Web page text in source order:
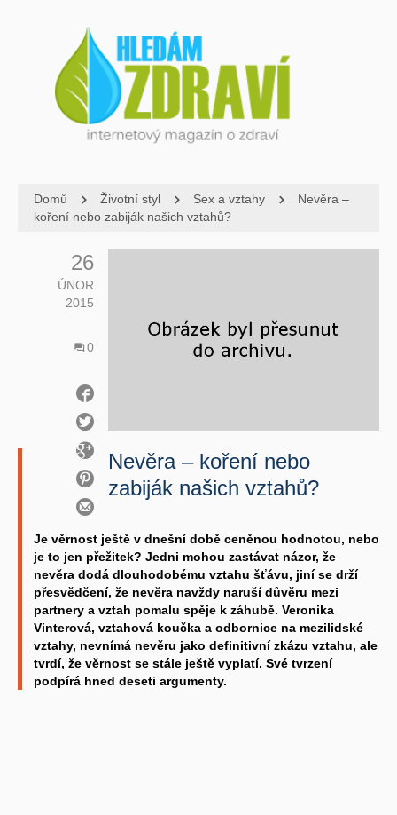
Domů Životní styl Sex a vztahy
Nevěra –
koření nebo zabiják našich vztahů?
26
ÚNOR
2015
0
Nevěra – koření nebo
zabiják našich vztahů?
Je věrnost ještě v dnešní době ceněnou hodnotou, nebo
je to jen přežitek? Jedni mohou zastávat názor, že
nevěra dodá dlouhodobému vztahu šťávu, jiní se drží
přesvědčení, že nevěra navždy naruší důvěru mezi
partnery a vztah pomalu spěje k záhubě. Veronika
Vinterová, vztahová koučka a odbornice na mezilidské
vztahy, nevnímá nevěru jako definitivní zkázu vztahu, ale
tvrdí, že věrnost se stále ještě vyplatí. Své tvrzení
podpírá hned deseti argumenty.